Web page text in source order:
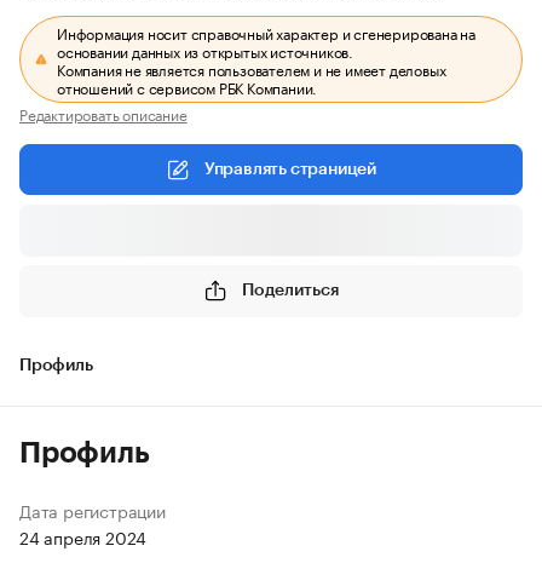
Информация носит справочный характер и сгенерирована на
основании данных из открытых источников.
Компания не является пользователем и не имеет деловых
отношений с сервисом РБК Компании.
Редактировать описание
Управлять страницей
Поделиться
Профиль
Профиль
Дата регистрации
24 апреля 2024